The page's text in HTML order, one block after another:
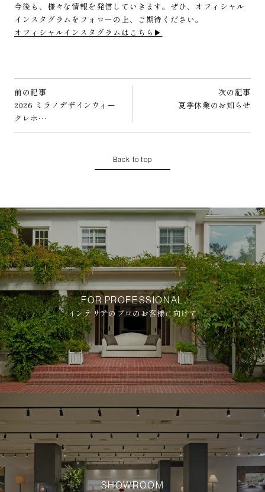
今後も、様々な情報を発信していきます。ぜひ、オフィシャル
インスタグラムをフォローの上、ご期待ください。
オフィシャルインスタグラムはこちら▶︎
前の記事
2026 ミラノデザインウィー
クレホ…
次の記事
夏季休業のお知らせ
Back to top
FOR PROFESSIONAL
インテリアのプロのお客様に向けて
SHOWROOM